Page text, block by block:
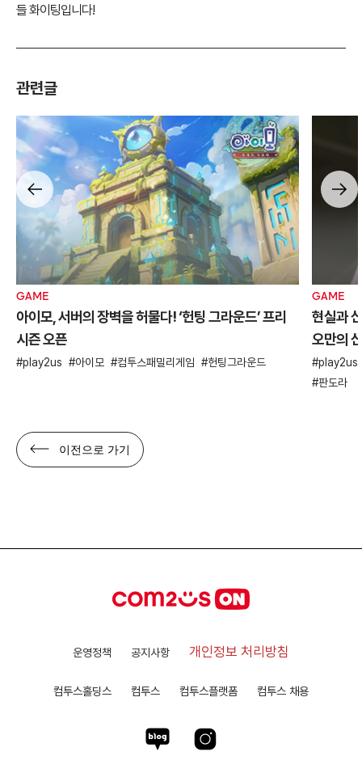
들 화이팅입니다!
관련글
GAME
아이모, 서버의 장벽을 허물다! ‘헌팅 그라운드’ 프리
시즌 오픈
play2us 아이모 컴투스패밀리게임 헌팅그라운드
GAME
현실과
오만의
play2us
판도라
이전으로 가기
운영정책 공지사항 개인정보 처리방침
컴투스홀딩스 컴투스 컴투스플랫폼 컴투스 채용